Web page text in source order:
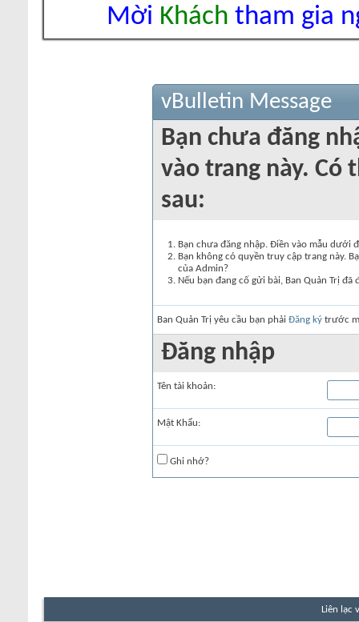
Mời Khách tham gia
vBulletin Message
Bạn chưa đăng
vào trang này. Có
sau:
Bạn chưa đăng nhập. Điền vào mẫu dưới
Bạn không có quyền truy cập trang này.
của Admin?
Nếu bạn đang cố gửi bài, Ban Quản Trị
Ban Quản Trị yêu cầu bạn phải Đăng ký trước
Đăng nhập
Tên tài khoản:
Mật Khẩu:
Ghi nhớ?
Liên lạc